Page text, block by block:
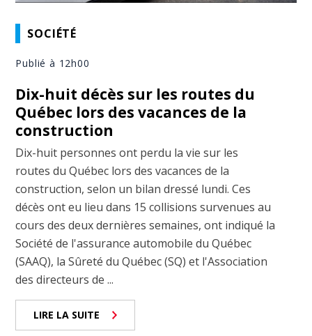
SOCIÉTÉ
Publié à 12h00
Dix-huit décès sur les routes du
Québec lors des vacances de la
construction
Dix-huit personnes ont perdu la vie sur les
routes du Québec lors des vacances de la
construction, selon un bilan dressé lundi. Ces
décès ont eu lieu dans 15 collisions survenues au
cours des deux dernières semaines, ont indiqué la
Société de l'assurance automobile du Québec
(SAAQ), la Sûreté du Québec (SQ) et l'Association
des directeurs de ...
LIRE LA SUITE